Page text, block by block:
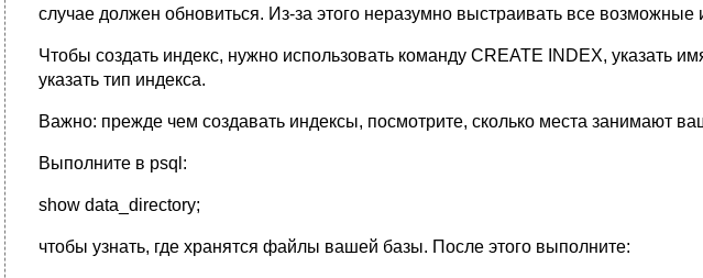
случае должен обновиться. Из-за этого неразумно выстраивать все
Чтобы создать индекс, нужно использовать команду CREATE INDEX, указать
указать тип индекса.
Важно: прежде чем создавать индексы, посмотрите, сколько места занимают
Выполните в psql:
show data_directory;
чтобы узнать, где хранятся файлы вашей базы. После этого выполните: